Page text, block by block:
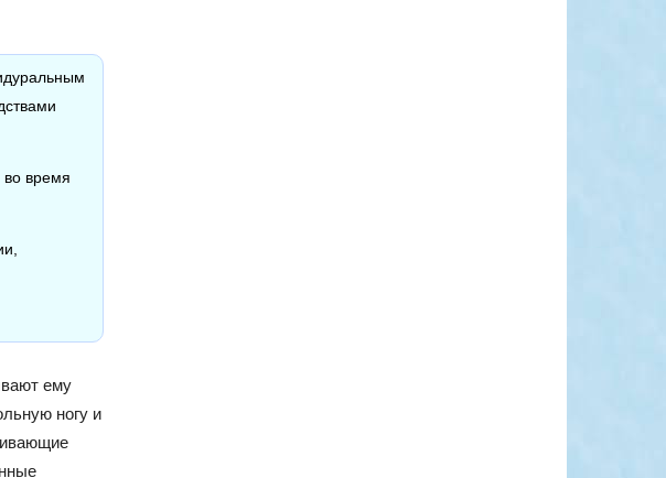
во время
ему
ногу и